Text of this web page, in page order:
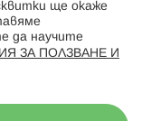
ще окаже
да научите
ЗА ПОЛЗВАНЕ И